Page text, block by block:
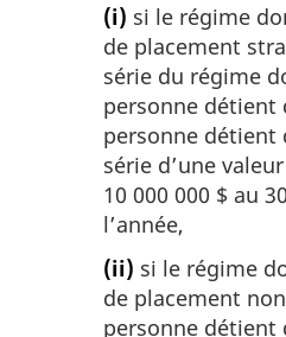
(i) si le régime
de placement
série du régime
personne détient
personne détient
série d’une
10 000 000 $ au
l’année,
(ii) si le régime
de placement
personne détient